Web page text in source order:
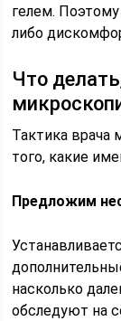
гелем.
либо
Что
Тактика врача
того, какие
Предложим
насколько
обследуют на